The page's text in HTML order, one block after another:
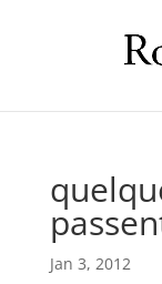
Jan 3, 2012